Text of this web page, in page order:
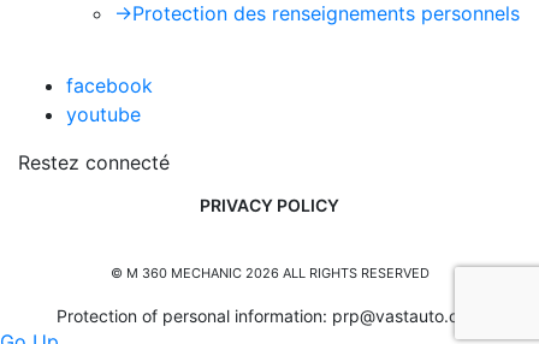
->Protection des renseignements personnels
facebook
youtube
Restez connecté
PRIVACY POLICY
© M 360 MECHANIC 2026 ALL RIGHTS RESERVED
Protection of personal information: prp@vastauto.com